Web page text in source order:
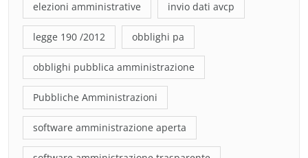
elezioni amministrative invio dati avcp
legge 190 /2012 obblighi pa
obblighi pubblica amministrazione
Pubbliche Amministrazioni
software amministrazione aperta